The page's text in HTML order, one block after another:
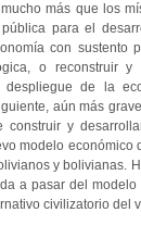
más que los
para el
con sustento
o reconstruir
de la
aún más
construir y
modelo
y bolivianas.
a pasar del
civilizatorio del